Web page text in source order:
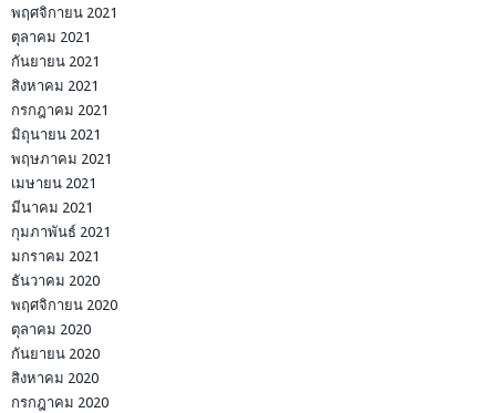
พฤศจิกายน 2021
ตุลาคม 2021
กันยายน 2021
สิงหาคม 2021
กรกฎาคม 2021
มิถุนายน 2021
พฤษภาคม 2021
เมษายน 2021
มีนาคม 2021
กุมภาพันธ์ 2021
มกราคม 2021
ธันวาคม 2020
พฤศจิกายน 2020
ตุลาคม 2020
กันยายน 2020
สิงหาคม 2020
กรกฎาคม 2020